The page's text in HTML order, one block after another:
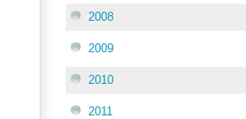
2008
2009
2010
2011